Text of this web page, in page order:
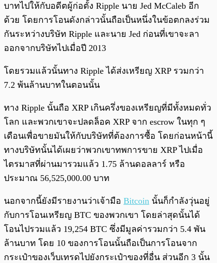
บาทไปให้กับอดีตผู้ก่อตั้ง Ripple นาย Jed McCaleb อีก
ด้วย โดยการโอนดังกล่าวนั้นถือเป็นหนึ่งในข้อตกลงร่วม
กันระหว่างบริษัท Ripple และนาย Jed ก่อนที่เขาจะลา
ออกจากบริษัทไปเมื่อปี 2013
โดยรวมแล้วนั้นทาง Ripple ได้ส่งเหรียญ XRP รวมกว่า
7.2 พ้นล้านบาทในตอนนั้น
ทาง Ripple นั้นถือ XRP เกินครึ่งของเหรียญที่มีทั้งหมดทั่ว
โลก และพวกเขาจะปลดล็อค XRP จาก escrow ในทุก ๆ
เดือนเพื่อขายมันให้กับบริษัทที่ต้องการซื้อ โดยก่อนหน้านี้
ทางบริษัทนั้นได้เผยว่าพวกเขาทพการขาย XRP ไปเมื่อ
ไตรมาสที่ผ่านมารวมแล้ว 1.75 ล้านดอลลาร์ หรือ
ประมาณ 56,525,000.00 บาท
นอกจากนี้ยังมีรายงานว่าเจ้ามือ Bitcoin นั้นก็กำลังวุ่นอยู่
กับการโอนเหรียญ BTC ของพวกเขา โดยล่าสุดนั้นได้
โอนไปรวมแล้ว 19,254 BTC ซึ่งมีมูลค่ารวมกว่า 5.4 พัน
ล้านบาท โดย 10 ของการโอนนั้นถือเป็นการโอนจาก
กระเป๋าของเว็บเทรดไปยังกระเป๋าของที่อื่น ส่วนอีก 3 นั้น